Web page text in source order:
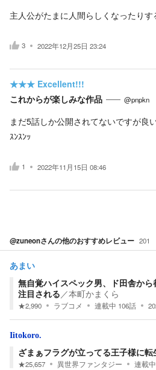
主人公がたまに人間らしくなったりす
3 2022年12月25日 23:24
★★★ Excellent!!!
これからが楽しみな作品
@pnpkn
まだ5話しか公開されてないですが良
ｽﾝｽﾝｯ
1 2022年11月15日 08:46
@zuneonさんの他のおすすめレビュー 201
あまい
無自覚ハイスペック男、ド田舎か
注目される ／本町かまくら
★2,990 ラブコメ 連載中 106話
Iitokoro.
ざまぁフラグが立ってる王子様に転
★25,657 異世界ファンタジー 連載中